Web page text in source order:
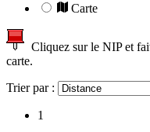
Carte
Cliquez sur le NIP et
carte.
Trier par :
1